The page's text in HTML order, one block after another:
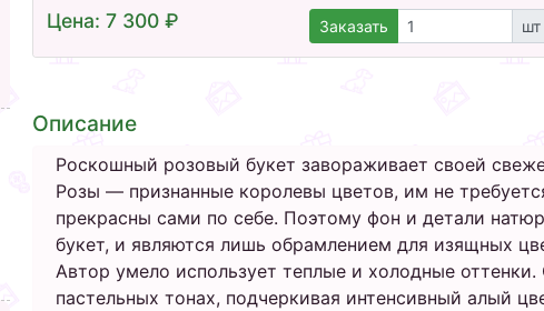
Цена: 7 300 ₽ Заказать шт
Описание
Роскошный розовый букет завораживает своей
Розы — признанные королевы цветов, им не
прекрасны сами по себе. Поэтому фон и детали
букет, и являются лишь обрамлением для изящных
Автор умело использует теплые и холодные
пастельных тонах, подчеркивая интенсивный алый